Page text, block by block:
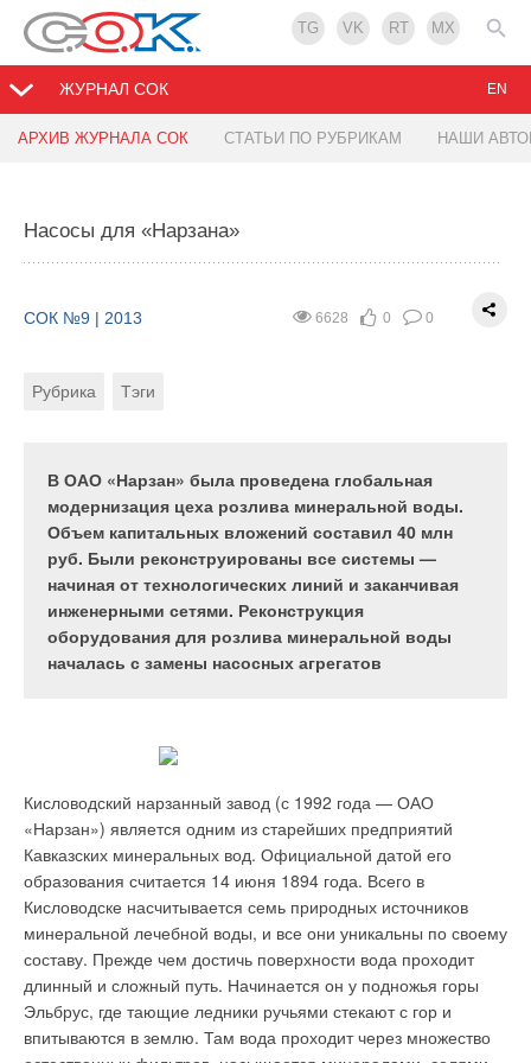
TG VK RT MX
ЖУРНАЛ СОК
АРХИВ ЖУРНАЛА СОК СТАТЬИ ПО РУБРИКАМ НАШИ
EN
Насосы для «Нарзана»
6628 0 0
СОК №9 | 2013
Рубрика Тэги
В ОАО «Нарзан» была проведена глобальная
модернизация цеха розлива минеральной воды.
Объем капитальных вложений составил 40 млн
руб. Были реконструированы все системы —
начиная от технологических линий и заканчивая
инженерными сетями. Реконструкция
оборудования для розлива минеральной воды
началась с замены насосных агрегатов
Кисловодский нарзанный завод (с 1992 года — ОАО
«Нарзан») является одним из старейших предприятий
Кавказских минеральных вод. Официальной датой его
образования считается 14 июня 1894 года. Всего в
Кисловодске насчитывается семь природных источников
минеральной лечебной воды, и все они уникальны по своему
составу. Прежде чем достичь поверхности вода проходит
длинный и сложный путь. Начинается он у подножья горы
Эльбрус, где тающие ледники ручьями стекают с гор и
впитываются в землю. Там вода проходит через множество
6292 0 0
СОК №9 | 2013
конкурентоспособность, как индикатор и рычаг
управления эффективностью, занимают важное
место в новых экономических условиях,
определяющих сегодня
Анатольевич Медведев заявил, что экономика России
которую Д. А. Медведеву пришлось обратить внимание всей
страны, приобрела для России особое значение.
В условиях, когда развертывается соперничество за
повышение качества продукции, максимизацию прибыли и
снижение издержек производства, конкурентоспособность
влияет на многие стороны жизни страны. Среди них —
экономический потенциал и темпы роста экономики, уровень
развития науки и техники, динамичность и емкость
внутреннего рынка, социально-экономическая и
21067 36 0
СОК №9 | 2013
Здесь ничто не нарушит комфортного отдыха, а
скрытые инженерные коммуникации будут нести
свою службу безмолвно и надежно
Инновационные
системе REHAU
RAUPIANO Plus
Система канализации RAUPIANO Plus — это система
шумопоглощающей канализации для жилых и нежилых
помещений, в основе которой лежат полимерные
многослойные трубы с усилениями в зонах поворотов и
шумопоглощающие хомуты. Шумопоглощающий хомут с
резиновыми вкладышами, с помощью которого система
RAUPIANO Plus крепится к стене, существенно снижает